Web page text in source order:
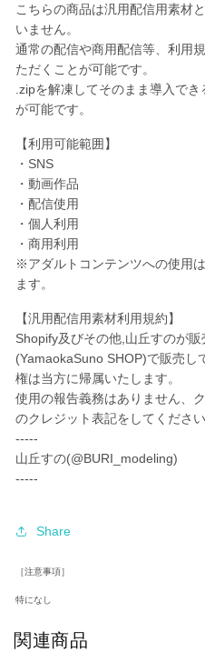
ス
ノ
ウ
2
枚
セ
ッ
ト
の
数
量
を
減
ら
す
ス
ウ
2
枚
増
す
こちらの商品は汎用配信用素材
いません。
通常の配信や商用配信等、利用
ただくことが可能です。
.zipを解凍してそのまま導入で
が可能です。
【利用可能範囲】
・SNS
・動画作品
・配信使用
・個人利用
・商用利用
※アダルトコンテンツへの使用
ます。
【汎用配信用素材利用規約】
Shopify及びその他,山丘すのが
(YamaokaSuno SHOP)で販売し
権は当方に帰属いたします。
使用の報告義務はありません、
のクレジット表記をしてください
-----
山丘すの(@BURI_modeling)
-----
Share
［注意事項］
特になし
関連商品